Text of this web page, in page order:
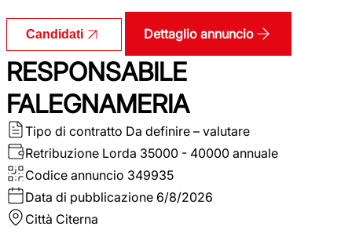
Candidati Dettaglio annuncio
RESPONSABILE
FALEGNAMERIA
Tipo di contratto Da definire – valutare
Retribuzione Lorda 35000 - 40000 annuale
Codice annuncio 349935
Data di pubblicazione 6/8/2026
Città Citerna